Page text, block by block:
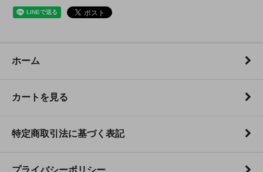
ホーム
カートを見る
特定商取引法に基づく表記
プライバシーポリシー